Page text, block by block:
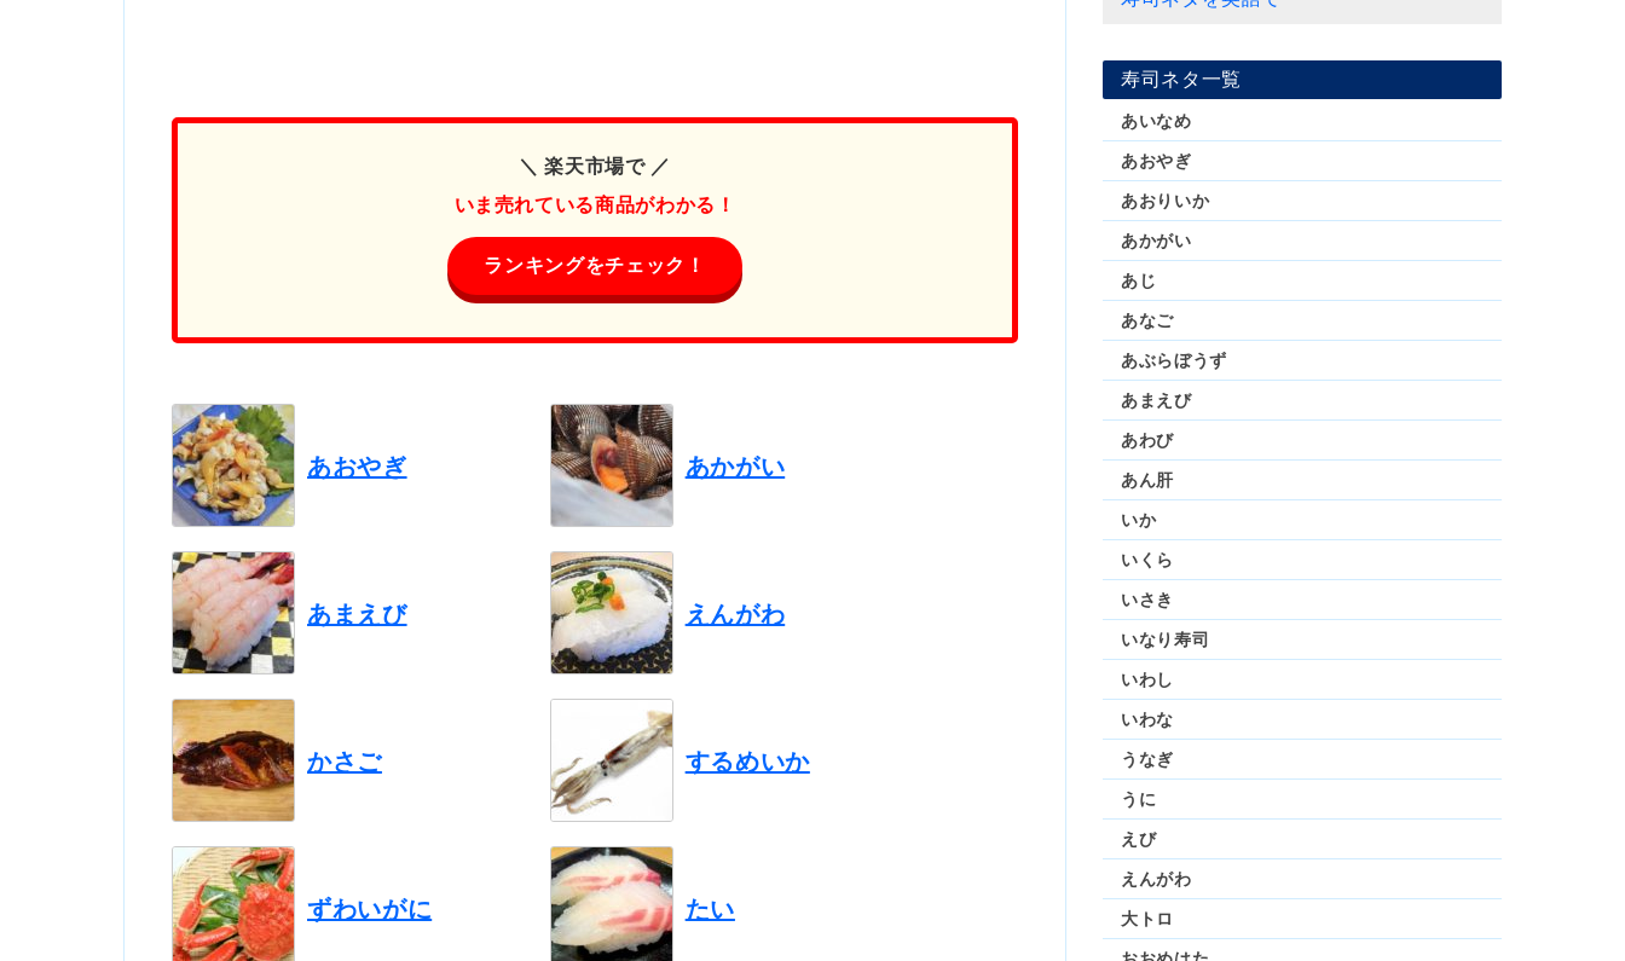
＼ 楽天市場で ／
いま売れている商品がわかる！
ランキングをチェック！
あおやぎ あかがい
あまえび えんがわ
かさご するめいか
ずわいがに たい
寿司ネタ一覧
あいなめ
あおやぎ
あおりいか
あかがい
あじ
あなご
あぶらぼうず
あまえび
あわび
あん肝
いか
いくら
いさき
いなり寿司
いわし
いわな
うなぎ
うに
えび
えんがわ
大トロ